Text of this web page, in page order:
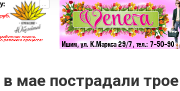
...
мае пострадали